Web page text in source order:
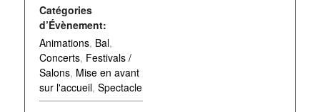
Catégories
d’Évènement:
Animations, Bal,
Concerts, Festivals /
Salons, Mise en avant
sur l'accueil, Spectacle